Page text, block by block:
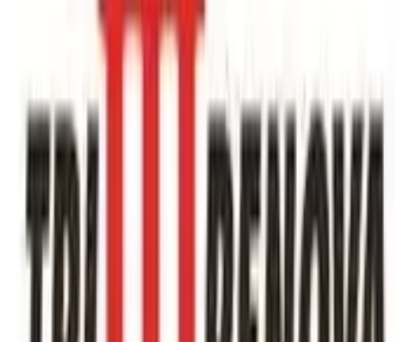
Baustoff Recycling Center
Eberhard Bau AG Ebirec est une entreprise spécialisée
Steinackerstrasse 56, 8302 Kloten
Voir détails
Eberhard Recycling AG
Eberhard Recycling AG est une entreprise de
construction située à Kloten, au 56 Steinackerstrasse.
Spécialisée dans le secteur de la construction, cet...
Steinackerstrasse 56, 8302 Kloten
Voir détails